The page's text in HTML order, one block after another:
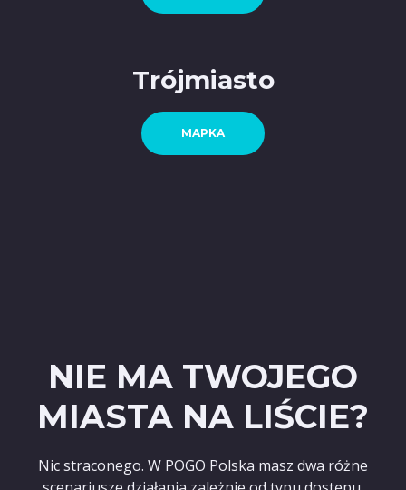
Trójmiasto
MAPKA
NIE MA TWOJEGO
MIASTA NA LIŚCIE?
Nic straconego. W POGO Polska masz dwa różne